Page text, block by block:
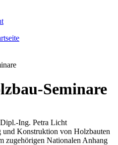
Seminare
Ing. Petra Licht
und Konstruktion von Holzbauten
zugehörigen Nationalen Anhang